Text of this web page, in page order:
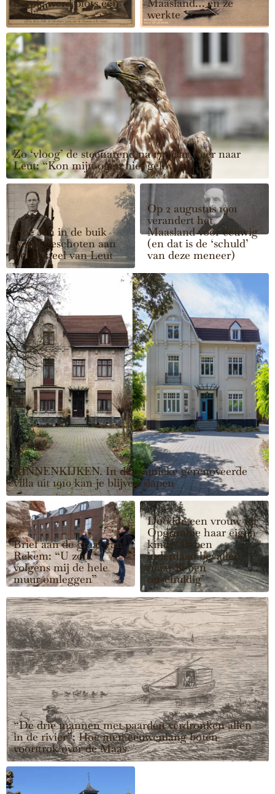
stad”
werkte
Zo ‘vloog’ de steenarend na 175 jaar weer naar
Leut: “Kon mijn ogen niet geloven”
Hoe Jan in de buik
wordt geschoten aan
het kasteel van Leut
Op 2 augustus 1901
verandert het
Maasland voor eeuwig
(en dat is de ‘schuld’
van deze meneer)
BINNENKIJKEN. In deze unieke gerenoveerde
villa uit 1910 kan je blijven slapen
Brief aan de graaf van
Rekem: “U zou
volgens mij de hele
muur omleggen”
Doodde een vrouw uit
Opgrimbie haar eigen
kind? ‘Ik ben
inderdaad bevallen,
maar ik ben
onschuldig’
“De drie mannen met paarden verdronken allen
in de rivier”: Hoe men eeuwenlang boten
voorttrok over de Maas